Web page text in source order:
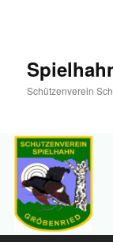
Schützenverein